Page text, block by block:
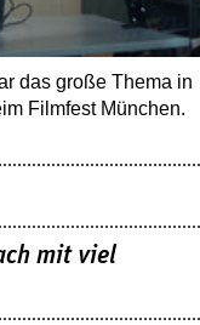
das große Thema in
Filmfest München.
mit viel